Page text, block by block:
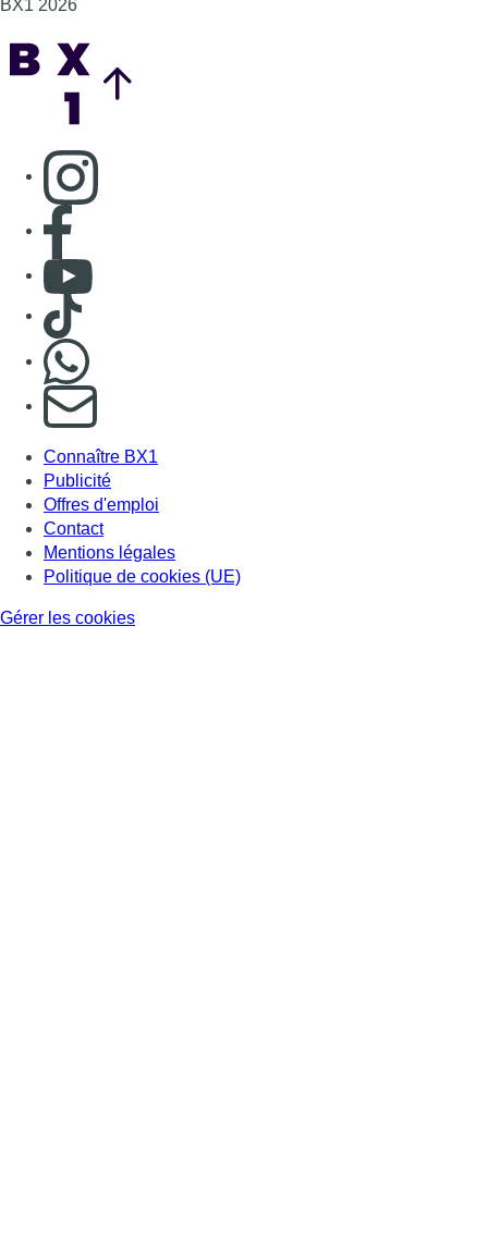
BX1 2026
Consulter page Instagram
Consulter page Facebook
Consulter Youtube
Consulter TikTok
S'abonner à notre newsletter
Connaître BX1
Publicité
Offres d'emploi
Contact
Mentions légales
Politique de cookies (UE)
Gérer les cookies